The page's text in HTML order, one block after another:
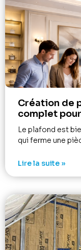
Création de
complet
Le plafond est
qui ferme une
Lire la suite »